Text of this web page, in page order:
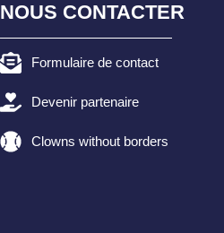
NOUS CONTACTER
Formulaire de contact
Devenir partenaire
Clowns without borders